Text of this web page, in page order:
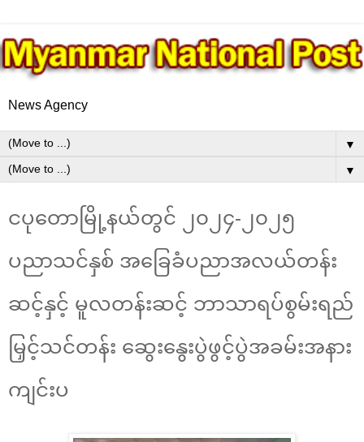
News Agency
▼
▼
ငပုတောမြို့နယ်တွင် ၂၀၂၄-၂၀၂၅
ပညာသင်နှစ် အခြေခံပညာအလယ်တန်း
ဆင့်နှင့် မူလတန်းဆင့် ဘာသာရပ်စွမ်းရည်
မြှင့်သင်တန်း ဆွေးနွေးပွဲဖွင့်ပွဲအခမ်းအနား
ကျင်းပ